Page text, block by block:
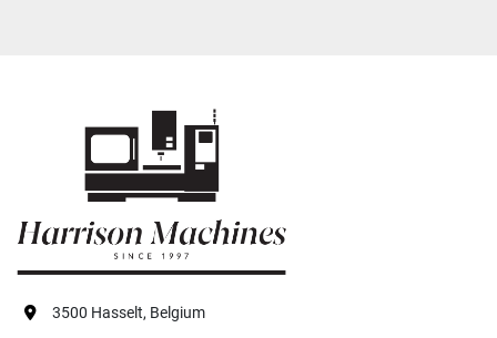
3500 Hasselt, Belgium